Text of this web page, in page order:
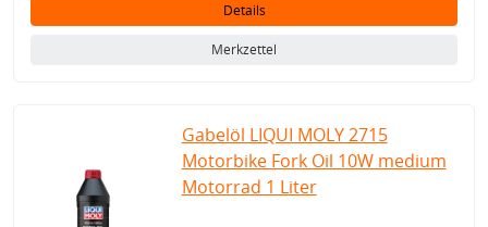
Details
Merkzettel
Gabelöl LIQUI MOLY 2715
Motorbike Fork Oil 10W medium
Motorrad 1 Liter